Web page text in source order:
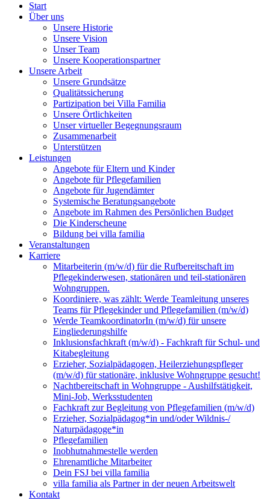
Start
Über uns
Unsere Historie
Unsere Vision
Unser Team
Unsere Kooperationspartner
Unsere Arbeit
Unsere Grundsätze
Qualitätssicherung
Partizipation bei Villa Familia
Unsere Örtlichkeiten
Unser virtueller Begegnungsraum
Zusammenarbeit
Unterstützen
Leistungen
Angebote für Eltern und Kinder
Angebote für Pflegefamilien
Angebote für Jugendämter
Systemische Beratungsangebote
Angebote im Rahmen des Persönlichen Budget
Die Kinderscheune
Bildung bei villa familia
Veranstaltungen
Karriere
Mitarbeiterin (m/w/d) für die Rufbereitschaft im
Pflegekinderwesen, stationären und teil-stationären
Wohngruppen.
Koordiniere, was zählt: Werde Teamleitung unseres
Teams für Pflegekinder und Pflegefamilien (m/w/d)
Werde TeamkoordinatorIn (m/w/d) für unsere
Eingliederungshilfe
Inklusionsfachkraft (m/w/d) - Fachkraft für Schul- und
Kitabegleitung
Erzieher, Sozialpädagogen, Heilerziehungspfleger
(m/w/d) für stationäre, inklusive Wohngruppe gesucht!
Nachtbereitschaft in Wohngruppe - Aushilfstätigkeit,
Mini-Job, Werksstudenten
Fachkraft zur Begleitung von Pflegefamilien (m/w/d)
Erzieher, Sozialpädagog*in und/oder Wildnis-/
Naturpädagoge*in
Pflegefamilien
Inobhutnahmestelle werden
Ehrenamtliche Mitarbeiter
Dein FSJ bei villa familia
villa familia als Partner in der neuen Arbeitswelt
Kontakt